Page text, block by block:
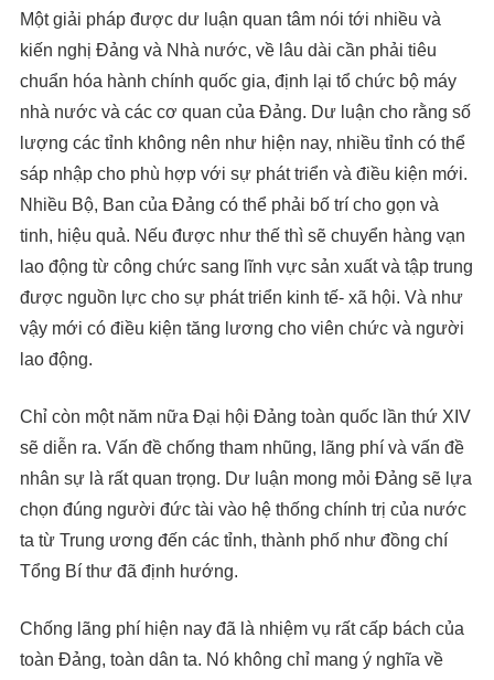
Một giải pháp được dư luận quan tâm nói tới nhiều và
kiến nghị Đảng và Nhà nước, về lâu dài cần phải tiêu
chuẩn hóa hành chính quốc gia, định lại tổ chức bộ máy
nhà nước và các cơ quan của Đảng. Dư luận cho rằng số
lượng các tỉnh không nên như hiện nay, nhiều tỉnh có thể
sáp nhập cho phù hợp với sự phát triển và điều kiện mới.
Nhiều Bộ, Ban của Đảng có thể phải bố trí cho gọn và
tinh, hiệu quả. Nếu được như thế thì sẽ chuyển hàng vạn
lao động từ công chức sang lĩnh vực sản xuất và tập trung
được nguồn lực cho sự phát triển kinh tế- xã hội. Và như
vậy mới có điều kiện tăng lương cho viên chức và người
lao động.
Chỉ còn một năm nữa Đại hội Đảng toàn quốc lần thứ XIV
sẽ diễn ra. Vấn đề chống tham nhũng, lãng phí và vấn đề
nhân sự là rất quan trọng. Dư luận mong mỏi Đảng sẽ lựa
chọn đúng người đức tài vào hệ thống chính trị của nước
ta từ Trung ương đến các tỉnh, thành phố như đồng chí
Tổng Bí thư đã định hướng.
Chống lãng phí hiện nay đã là nhiệm vụ rất cấp bách của
toàn Đảng, toàn dân ta. Nó không chỉ mang ý nghĩa về